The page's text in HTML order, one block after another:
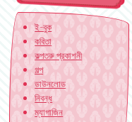
ই-বুক
কবিতা
কল্পতরু প্রকাশনী
গল্প
ডাউনলোড
নিবন্ধ
ম্যাগাজিন